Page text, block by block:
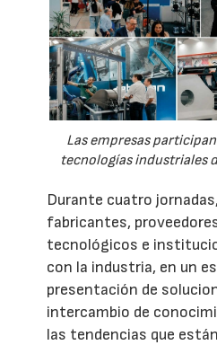
Las empresas
tecnologías industriales
Durante cuatro
fabricantes,
tecnológicos e
con la industria, en un
presentación de
intercambio de
las tendencias que